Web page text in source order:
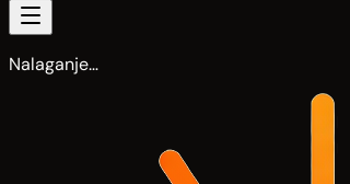
Nalaganje…